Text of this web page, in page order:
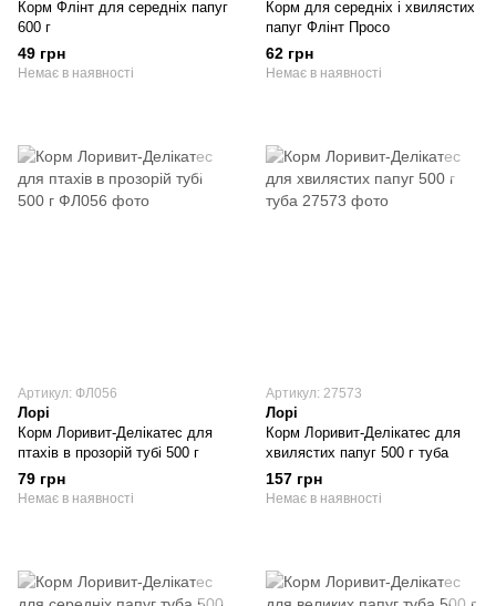
Корм Флінт для середніх папуг
600 г
49 грн
Немає в наявності
Корм для середніх і хвилястих
папуг Флінт Просо
62 грн
Немає в наявності
Артикул: ФЛ056
Лорі
Корм Лоривит-Делікатес для
птахів в прозорій тубі 500 г
79 грн
Немає в наявності
Артикул: 27573
Лорі
Корм Лоривит-Делікатес для
хвилястих папуг 500 г туба
157 грн
Немає в наявності